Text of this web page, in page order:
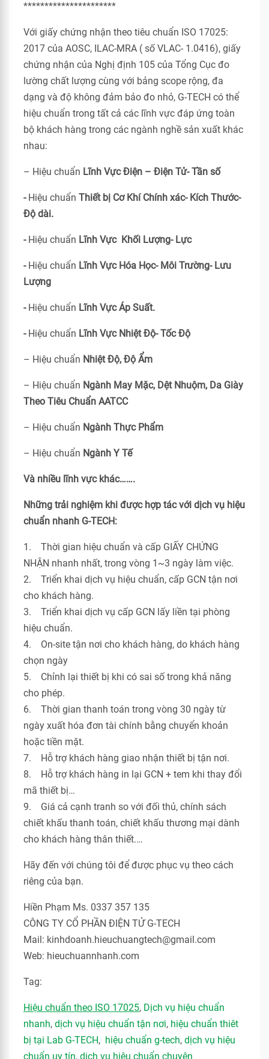
**********************
Với giấy chứng nhận theo tiêu chuẩn ISO 17025:
2017 của AOSC, ILAC-MRA ( số VLAC- 1.0416), giấy
chứng nhận của Nghị định 105 của Tổng Cục đo
lường chất lượng cùng với bảng scope rộng, đa
dạng và độ không đảm bảo đo nhỏ, G-TECH có thể
hiệu chuẩn trong tất cả các lĩnh vực đáp ứng toàn
bộ khách hàng trong các ngành nghề sản xuất khác
nhau:
– Hiệu chuẩn Lĩnh Vực Điện – Điện Tử- Tần số
- Hiệu chuẩn Thiết bị Cơ Khí Chính xác- Kích Thước-
Độ dài.
- Hiệu chuẩn Lĩnh Vực Khối Lượng- Lực
- Hiệu chuẩn Lĩnh Vực Hóa Học- Môi Trường- Lưu
Lượng
- Hiệu chuẩn Lĩnh Vực Áp Suất.
-Hiệu chuẩn Lĩnh Vực Nhiệt Độ- Tốc Độ
– Hiệu chuẩn Nhiệt Độ, Độ Ẩm
– Hiệu chuẩn Ngành May Mặc, Dệt Nhuộm, Da Giày
Theo Tiêu Chuẩn AATCC
– Hiệu chuẩn Ngành Thực Phẩm
– Hiệu chuẩn Ngành Y Tế
Và nhiều lĩnh vực khác…….
Những trải nghiệm khi được hợp tác với dịch vụ hiệu
chuẩn nhanh G-TECH:
1. Thời gian hiệu chuẩn và cấp GIẤY CHỨNG
NHẬN nhanh nhất, trong vòng 1~3 ngày làm việc.
2. Triển khai dịch vụ hiệu chuẩn, cấp GCN tận nơi
cho khách hàng.
3. Triển khai dịch vụ cấp GCN lấy liền tại phòng
hiệu chuẩn.
4. On-site tận nơi cho khách hàng, do khách hàng
chọn ngày
5. Chỉnh lại thiết bị khi có sai số trong khả năng
cho phép.
6. Thời gian thanh toán trong vòng 30 ngày từ
ngày xuất hóa đơn tài chính bằng chuyển khoản
hoặc tiền mặt.
7. Hỗ trợ khách hàng giao nhận thiết bị tận nơi.
8. Hỗ trợ khách hàng in lại GCN + tem khi thay đổi
mã thiết bị…
9. Giá cả cạnh tranh so với đối thủ, chính sách
chiết khấu thanh toán, chiết khấu thương mại dành
cho khách hàng thân thiết.…
Hãy đến với chúng tôi để được phục vụ theo cách
riêng của bạn.
Hiền Phạm Ms. 0337 357 135
CÔNG TY CỔ PHẦN ĐIỆN TỬ G-TECH
Mail: kinhdoanh.hieuchuangtech@gmail.com
Web: hieuchuannhanh.com
Tag:
Hiệu chuẩn theo ISO 17025, Dịch vụ hiệu chuẩn
nhanh, dịch vụ hiệu chuẩn tận nơi, hiệu chuẩn thiêt
bị tại Lab G-TECH, hiệu chuẩn g-tech, dịch vụ hiệu
chuẩn uy tín, dịch vụ hiệu chuẩn chuyên